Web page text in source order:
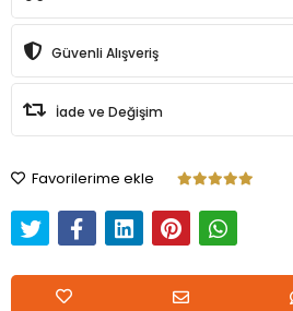
Güvenli Alışveriş
İade ve Değişim
Favorilerime ekle